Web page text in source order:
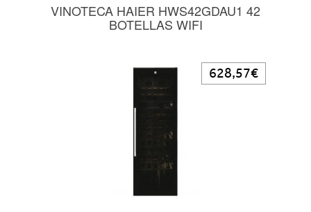
VINOTECA HAIER HWS42GDAU1 42
BOTELLAS WIFI
628,57€